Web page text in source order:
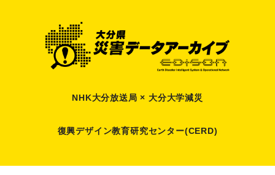
NHK大分放送局 × 大分大学減災
復興デザイン教育研究センター(CERD)